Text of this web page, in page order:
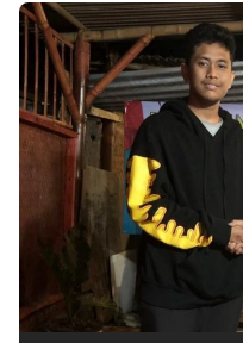
Partner
Insight
Suara
Lens
Daily
Jalan
Rakyat
Idealita
Kita
Dinamikapost.com
Radar
Seedbacklink
Kabarbaru